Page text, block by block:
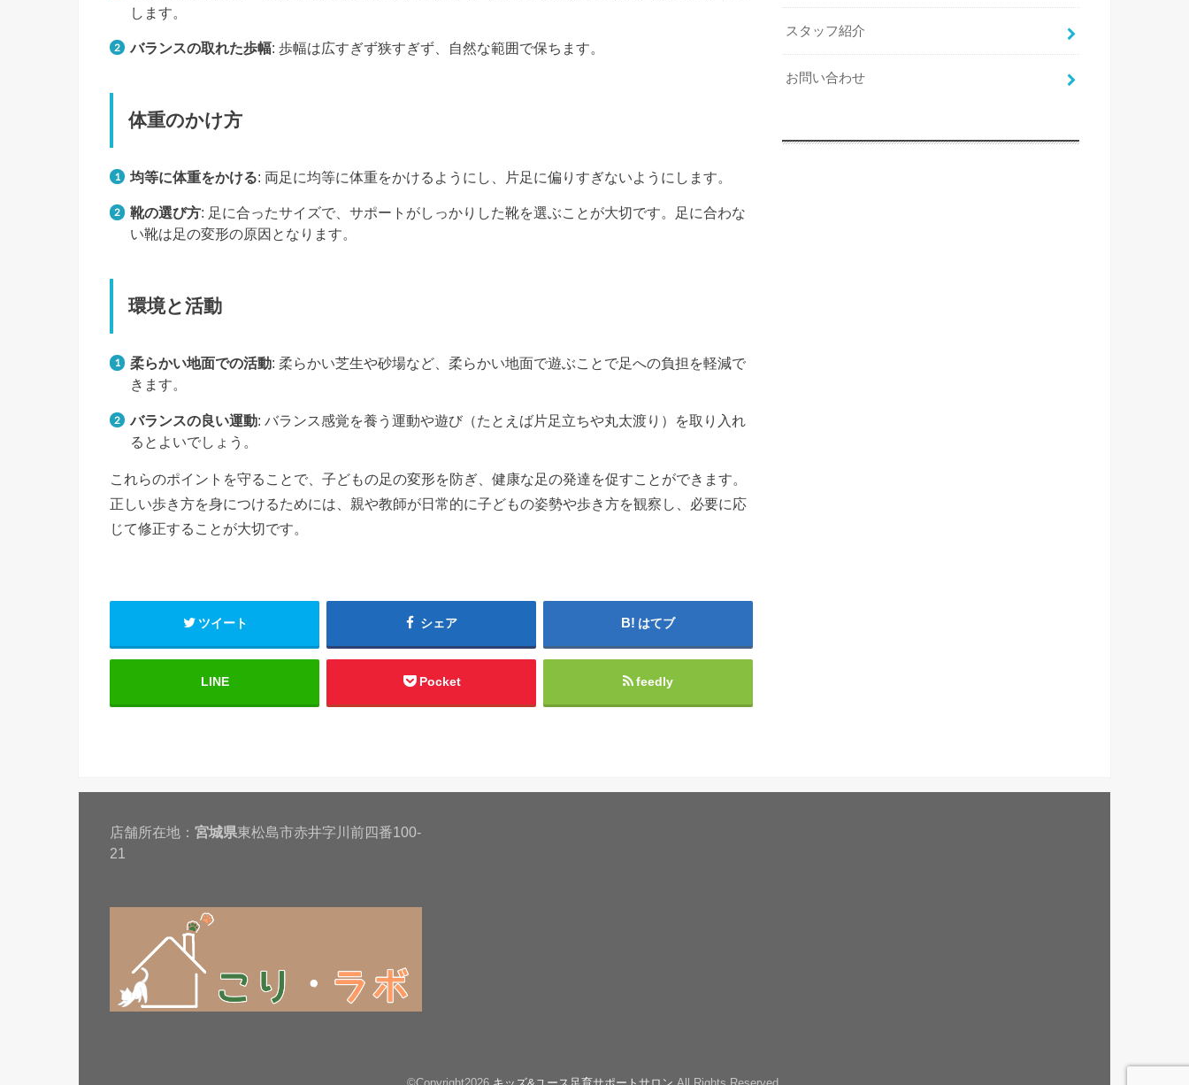
します。
バランスの取れた歩幅: 歩幅は広すぎず狭すぎず、自然な範囲で保ちます。
体重のかけ方
均等に体重をかける: 両足に均等に体重をかけるようにし、片足に偏りすぎないようにします。
靴の選び方: 足に合ったサイズで、サポートがしっかりした靴を選ぶことが大切です。足に合わな
い靴は足の変形の原因となります。
環境と活動
柔らかい地面での活動: 柔らかい芝生や砂場など、柔らかい地面で遊ぶことで足への負担を軽減で
きます。
バランスの良い運動: バランス感覚を養う運動や遊び（たとえば片足立ちや丸太渡り）を取り入れ
るとよいでしょう。
これらのポイントを守ることで、子どもの足の変形を防ぎ、健康な足の発達を促すことができます。
正しい歩き方を身につけるためには、親や教師が日常的に子どもの姿勢や歩き方を観察し、必要に応
じて修正することが大切です。
ツイート シェア はてブ
LINE Pocket feedly
スタッフ紹介
お問い合わせ
店舗所在地： 宮城県東松島市赤井字川前四番100-
21